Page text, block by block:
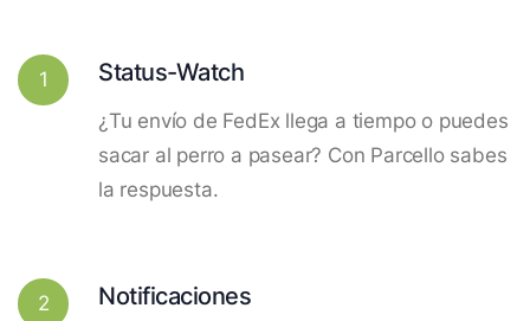
1 Status-Watch
¿Tu envío de FedEx llega a tiempo o puedes
sacar al perro a pasear? Con Parcello sabes
la respuesta.
2 Notificaciones